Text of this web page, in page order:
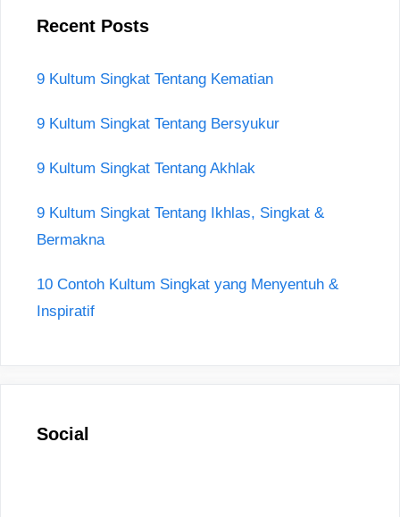
Recent Posts
9 Kultum Singkat Tentang Kematian
9 Kultum Singkat Tentang Bersyukur
9 Kultum Singkat Tentang Akhlak
9 Kultum Singkat Tentang Ikhlas, Singkat &
Bermakna
10 Contoh Kultum Singkat yang Menyentuh &
Inspiratif
Social